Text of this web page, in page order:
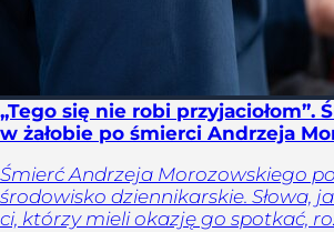
„Tego się nie robi przyjaciołom”.
w żałobie po śmierci Andrzeja
Śmierć Andrzeja Morozowskiego
środowisko dziennikarskie. Słowa,
ci, którzy mieli okazję go spotkać,